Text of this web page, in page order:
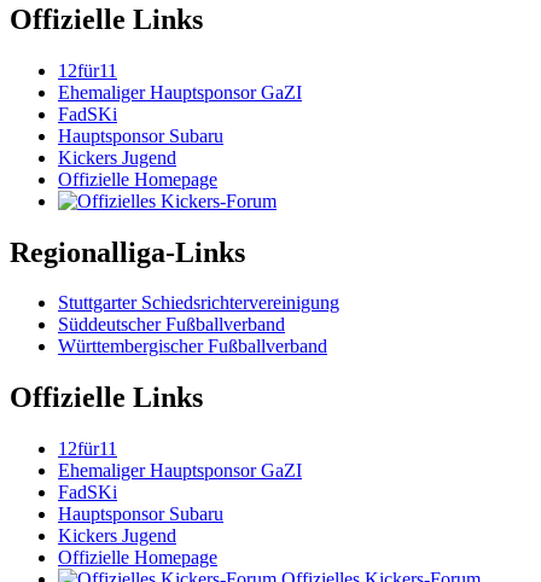
Offizielle Links
12für11
Ehemaliger Hauptsponsor GaZI
FadSKi
Hauptsponsor Subaru
Kickers Jugend
Offizielle Homepage
Regionalliga-Links
Stuttgarter Schiedsrichtervereinigung
Süddeutscher Fußballverband
Württembergischer Fußballverband
Offizielle Links
12für11
Ehemaliger Hauptsponsor GaZI
FadSKi
Hauptsponsor Subaru
Kickers Jugend
Offizielle Homepage